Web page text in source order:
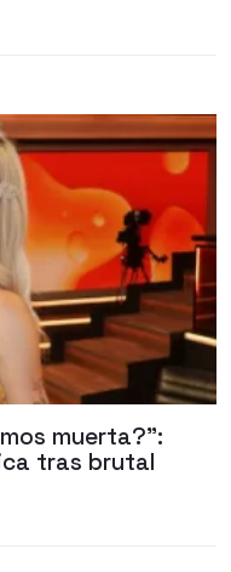
muerta?":
tras brutal